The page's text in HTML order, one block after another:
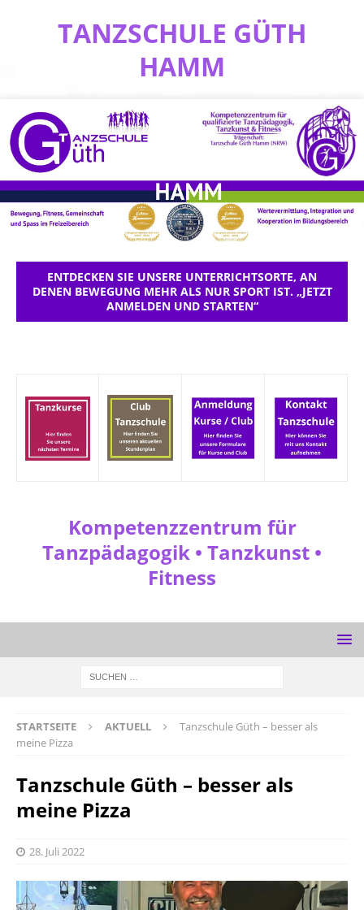
TANZSCHULE GÜTH
HAMM
ENTDECKEN SIE UNSERE UNTERRICHTSORTE, AN
DENEN BEWEGUNG MEHR ALS NUR SPORT IST. „JETZT
ANMELDEN UND STARTEN“
Kompetenzzentrum für
Tanzpädagogik • Tanzkunst •
Fitness
STARTSEITE AKTUELL
Tanzschule Güth – besser als
meine Pizza
Tanzschule Güth – besser als
meine Pizza
28. Juli 2022